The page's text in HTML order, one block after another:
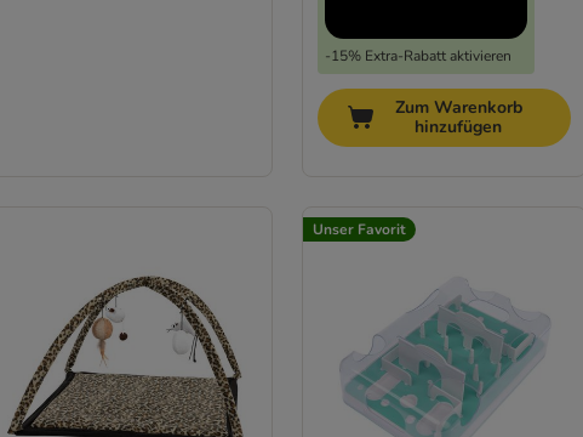
-15% Extra-Rabatt aktivieren
Zum Warenkorb
hinzufügen
Unser Favorit